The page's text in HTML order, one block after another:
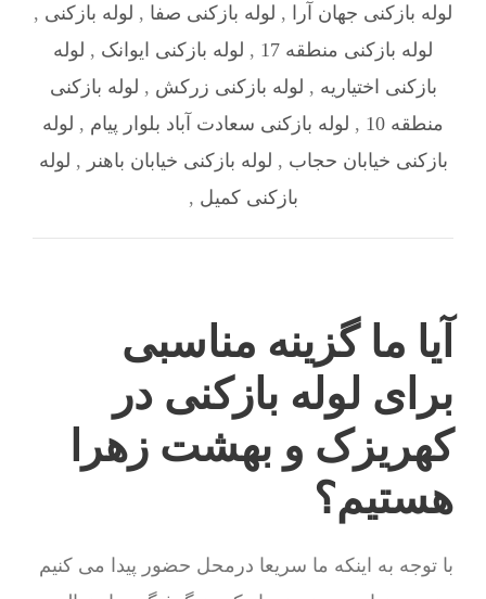
لوله بازکنی جهان آرا , لوله بازکنی صفا , لوله بازکنی ,
لوله بازکنی منطقه 17
, لوله بازکنی ایوانک , لوله
بازکنی اختیاریه , لوله بازکنی زرکش , لوله بازکنی
منطقه 10
, لوله بازکنی سعادت آباد بلوار پیام , لوله
بازکنی خیابان حجاب , لوله بازکنی خیابان باهنر , لوله
بازکنی کمیل ,
آیا ما گزینه مناسبی
برای لوله بازکنی در
کهریزک و بهشت زهرا
هستیم؟
با توجه به اینکه ما سریعا درمحل حضور پیدا می کنیم